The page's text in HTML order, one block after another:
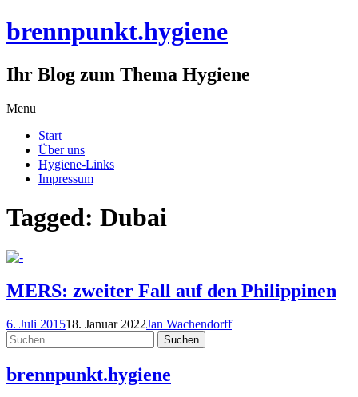
brennpunkt.hygiene
Ihr Blog zum Thema Hygiene
Menu
content
Start
Über uns
Hygiene-Links
Impressum
Tagged: Dubai
MERS: zweiter Fall auf den Philippinen
6. Juli 201518. Januar 2022Jan Wachendorff
Suchen
nach:
brennpunkt.hygiene